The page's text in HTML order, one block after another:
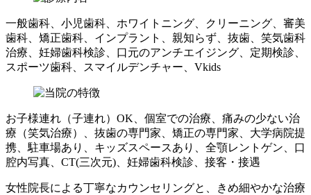
一般歯科、小児歯科、ホワイトニング、クリーニング、審美
歯科、矯正歯科、インプラント、親知らず、抜歯、笑気歯科
治療、妊婦歯科検診、口元のアンチエイジング、定期検診、
スポーツ歯科、スマイルデンチャー、Vkids
お子様連れ（子連れ）OK、個室での治療、痛みの少ない治
療（笑気治療）、抜歯の専門家、矯正の専門家、大学病院提
携、駐車場あり、キッズスペースあり、全顎レントゲン、口
腔内写真、CT(三次元)、妊婦歯科検診、接客・接遇
女性院長による丁寧なカウンセリングと、きめ細やかな治療